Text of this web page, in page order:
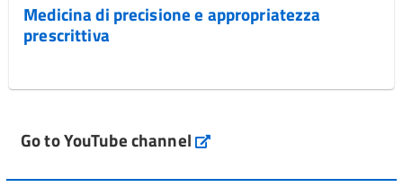
Medicina di precisione e appropriatezza
prescrittiva
Go to YouTube channel